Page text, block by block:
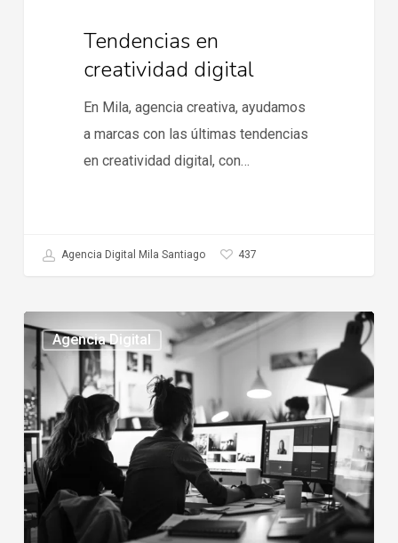
Tendencias en
creatividad digital
En Mila, agencia creativa, ayudamos
a marcas con las últimas tendencias
en creatividad digital, con…
Agencia Digital Mila Santiago 437
Agencia Digital
Mejores
agencias
digitales
en
chile